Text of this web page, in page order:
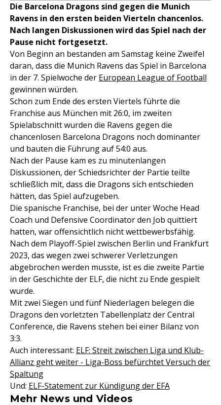
Die Barcelona Dragons sind gegen die Munich
Ravens in den ersten beiden Vierteln chancenlos.
Nach langen Diskussionen wird das Spiel nach der
Pause nicht fortgesetzt.
Von Beginn an bestanden am Samstag keine Zweifel
daran, dass die Munich Ravens das Spiel in Barcelona
in der 7. Spielwoche der European League of Football
gewinnen würden.
Schon zum Ende des ersten Viertels führte die
Franchise aus München mit 26:0, im zweiten
Spielabschnitt wurden die Ravens gegen die
chancenlosen Barcelona Dragons noch dominanter
und bauten die Führung auf 54:0 aus.
Nach der Pause kam es zu minutenlangen
Diskussionen, der Schiedsrichter der Partie teilte
schließlich mit, dass die Dragons sich entschieden
hätten, das Spiel aufzugeben.
Die spanische Franchise, bei der unter Woche Head
Coach und Defensive Coordinator den Job quittiert
hatten, war offensichtlich nicht wettbewerbsfähig.
Nach dem Playoff-Spiel zwischen Berlin und Frankfurt
2023, das wegen zwei schwerer Verletzungen
abgebrochen werden musste, ist es die zweite Partie
in der Geschichte der ELF, die nicht zu Ende gespielt
wurde.
Mit zwei Siegen und fünf Niederlagen belegen die
Dragons den vorletzten Tabellenplatz der Central
Conference, die Ravens stehen bei einer Bilanz von
3:3.
Auch interessant: ELF: Streit zwischen Liga und Klub-
Allianz geht weiter - Liga-Boss befürchtet Versuch der
Spaltung
Und: ELF-Statement zur Kündigung der EFA
Mehr News und Videos